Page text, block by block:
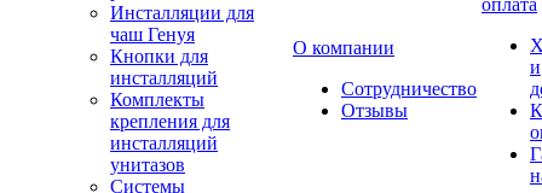
Инсталляции для
чаш Генуя
Кнопки для
инсталляций
Комплекты
крепления для
инсталляций
унитазов
Системы
О компании
Сотрудничество
Отзывы
оплата
и